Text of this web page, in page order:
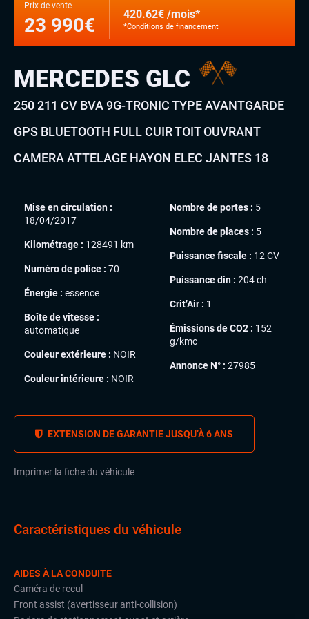
Prix de vente
23 990€ 420.62€ /mois*
*Conditions de financement
MERCEDES GLC
250 211 CV BVA 9G-TRONIC TYPE AVANTGARDE
GPS BLUETOOTH FULL CUIR TOIT OUVRANT
CAMERA ATTELAGE HAYON ELEC JANTES 18
Mise en circulation :
18/04/2017
Kilométrage : 128491 km
Numéro de police : 70
Énergie : essence
Boîte de vitesse :
automatique
Couleur extérieure : NOIR
Couleur intérieure : NOIR
Nombre de portes : 5
Nombre de places : 5
Puissance fiscale : 12 CV
Puissance din : 204 ch
Crit’Air : 1
Émissions de CO2 : 152
g/kmc
Annonce N° : 27985
EXTENSION DE GARANTIE JUSQU’À 6 ANS
Imprimer la fiche du véhicule
Caractéristiques du véhicule
AIDES À LA CONDUITE
Caméra de recul
Front assist (avertisseur anti-collision)